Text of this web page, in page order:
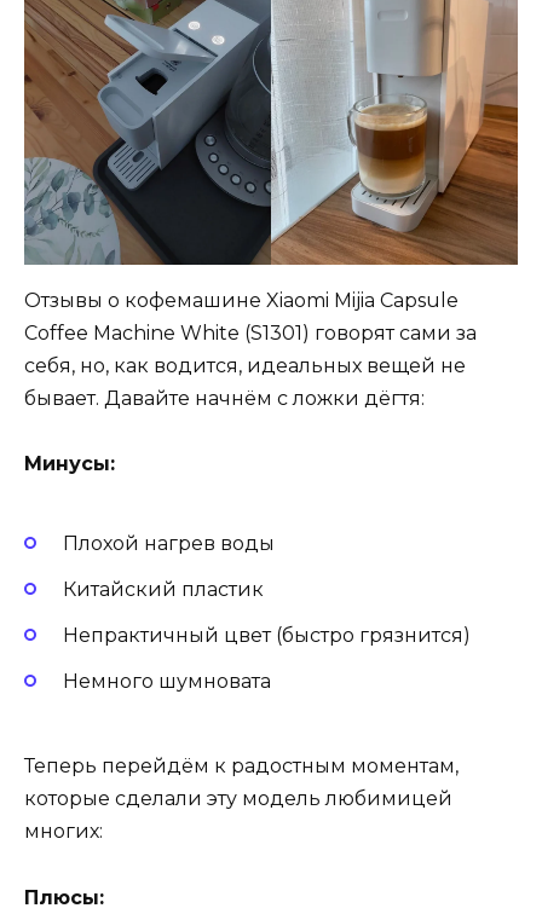
Отзывы о кофемашине Xiaomi Mijia Capsule
Coffee Machine White (S1301) говорят сами за
себя, но, как водится, идеальных вещей не
бывает. Давайте начнём с ложки дёгтя:
Минусы:
Плохой нагрев воды
Китайский пластик
Непрактичный цвет (быстро грязнится)
Немного шумновата
Теперь перейдём к радостным моментам,
которые сделали эту модель любимицей
многих:
Плюсы: